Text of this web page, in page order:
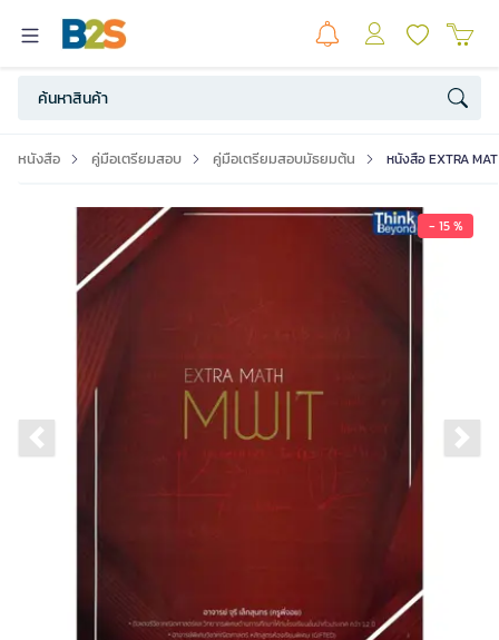
หนังสือ คู่มือเตรียมสอบ คู่มือเตรียมสอบมัธยมต้น หนังสือ EXTRA
- 15 %
Previous slide